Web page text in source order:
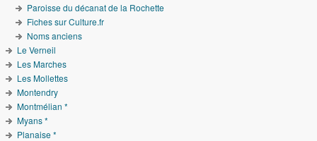
Paroisse du décanat de la Rochette
Fiches sur Culture.fr
Noms anciens
Le Verneil
Les Marches
Les Mollettes
Montendry
Montmélian *
Myans *
Planaise *